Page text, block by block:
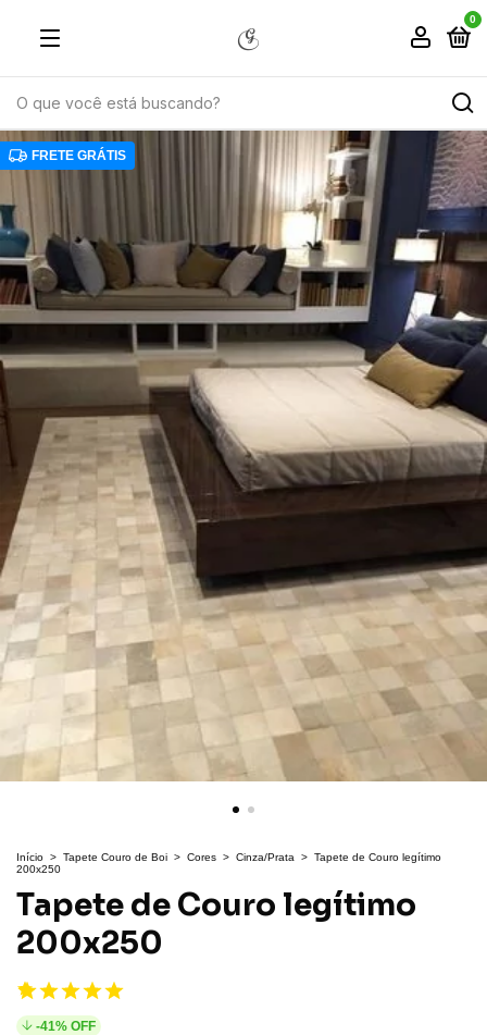
0
FRETE GRÁTIS
Início > Tapete Couro de Boi > Cores > Cinza/Prata > Tapete de Couro legítimo
200x250
Tapete de Couro legítimo
200x250
-41% OFF